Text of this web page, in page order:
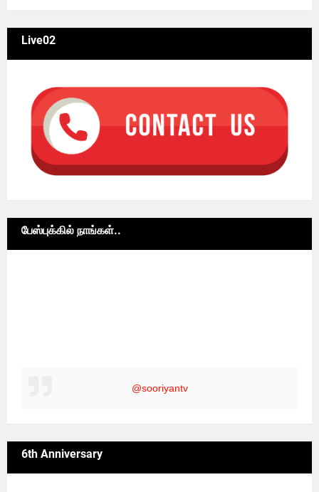
Live02
பேஸ்புக்கில் நாங்கள்..
@sooriyantv
6th Anniversary